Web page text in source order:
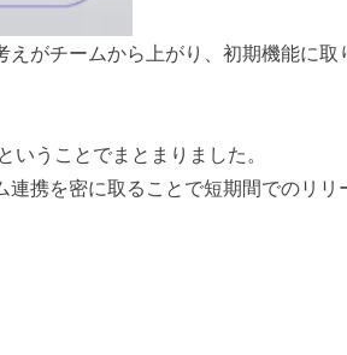
えがチームから上がり、初期機能に取
うことでまとまりました。
携を密に取ることで短期間でのリリ